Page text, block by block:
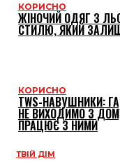
КОРИСНО
ЖІНОЧИЙ ОДЯГ З
СТИЛЮ, ЯКИЙ
КОРИСНО
TWS-НАВУШНИКИ:
НЕ ВИХОДИМО З
ПРАЦЮЄ З НИМИ
ТВІЙ ДІМ